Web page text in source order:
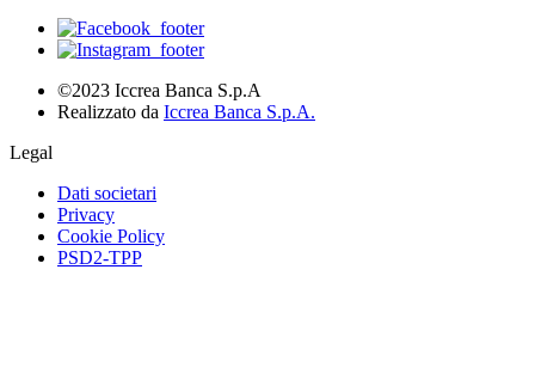
©2023 Iccrea Banca S.p.A
Realizzato da Iccrea Banca S.p.A.
Legal
Dati societari
Privacy
Cookie Policy
PSD2-TPP